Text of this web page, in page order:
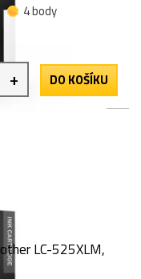
4 body
+ DO KOŠÍKU
LC-525XLM,